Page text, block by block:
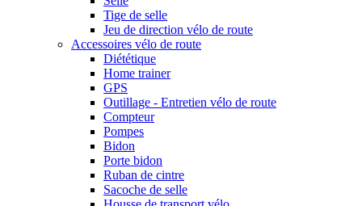
Tige de selle
Jeu de direction vélo de route
Accessoires vélo de route
Diététique
Home trainer
GPS
Outillage - Entretien vélo de route
Compteur
Pompes
Bidon
Porte bidon
Ruban de cintre
Sacoche de selle